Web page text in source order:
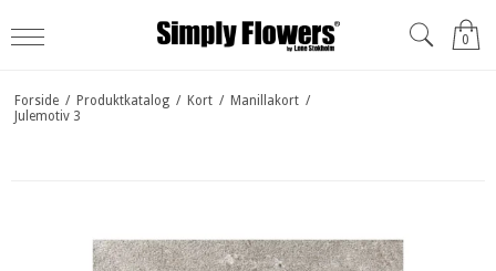
0
Forside / Produktkatalog / Kort / Manillakort /
Julemotiv 3